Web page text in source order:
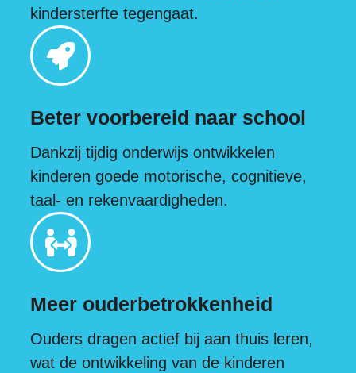
kindersterfte tegengaat.
Beter voorbereid naar school
Dankzij tijdig onderwijs ontwikkelen
kinderen goede motorische, cognitieve,
taal- en rekenvaardigheden.
Meer ouderbetrokkenheid
Ouders dragen actief bij aan thuis leren,
wat de ontwikkeling van de kinderen